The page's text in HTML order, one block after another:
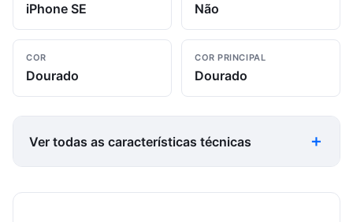
iPhone SE Não
COR
Dourado
COR PRINCIPAL
Dourado
Ver todas as características técnicas